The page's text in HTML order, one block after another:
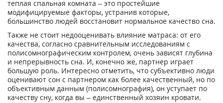
теплая спальная комната – это простейшие
модифицируемые факторы, устранив которые,
большинство людей восстановит нормальное качество сна.
Также не стоит недооценивать влияние матраса: от его
качества, согласно сравнительным исследованиям с
полисомнографическим контролем, очень зависят глубина
и непрерывность сна. И, конечно же, партнер играет
большую роль. Интересно отметить, что субъективно люди
оценивают сон с партнером как более качественный, но по
объективным данным (полисомнография), он уступает по
качеству сну, когда вы – единственный хозяин кровати.